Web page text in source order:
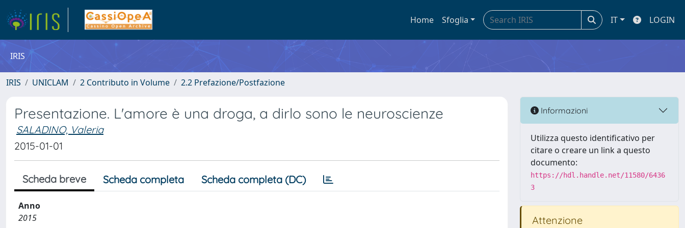
Home Sfoglia IT LOGIN
IRIS
IRIS UNICLAM 2 Contributo in Volume 2.2 Prefazione/Postfazione
Presentazione. L'amore è una droga, a dirlo sono le neuroscienze
SALADINO, Valeria
2015-01-01
Scheda breve Scheda completa Scheda completa (DC)
Anno
2015
Informazioni
Utilizza questo identificativo per
citare o creare un link a questo
documento:
https://hdl.handle.net/11580/6436
3
Attenzione